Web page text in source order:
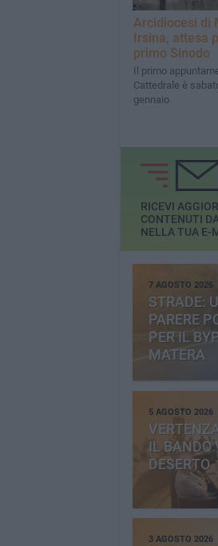
Arcidiocesi di
Irsina, attesa
primo Sinodo
Il primo
Cattedrale è
gennaio
RICEVI
CONTENUTI
NELLA TUA E-
7 AGOSTO 2026
STRADE:
PARERE
PER IL
MATERA
5 AGOSTO 2026
IL BANDO
DESERTO
3 AGOSTO 2026